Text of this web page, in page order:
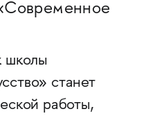
школы
станет
работы,